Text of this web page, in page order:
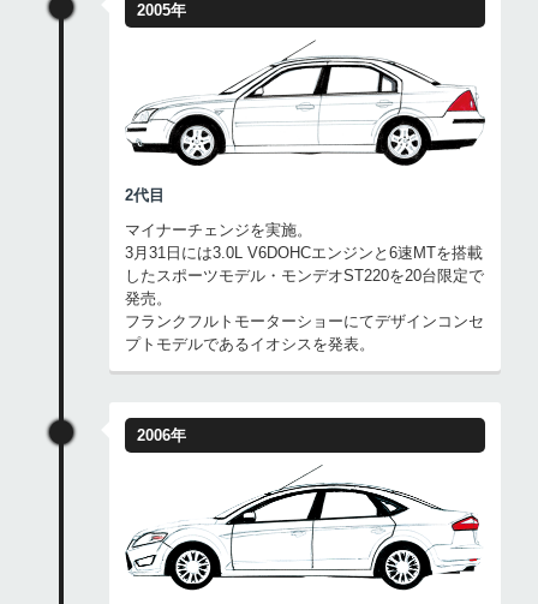
2005年
2代目
マイナーチェンジを実施。
3月31日には3.0L V6DOHCエンジンと6速MTを搭載
したスポーツモデル・モンデオST220を20台限定で
発売。
フランクフルトモーターショーにてデザインコンセ
プトモデルであるイオシスを発表。
2006年